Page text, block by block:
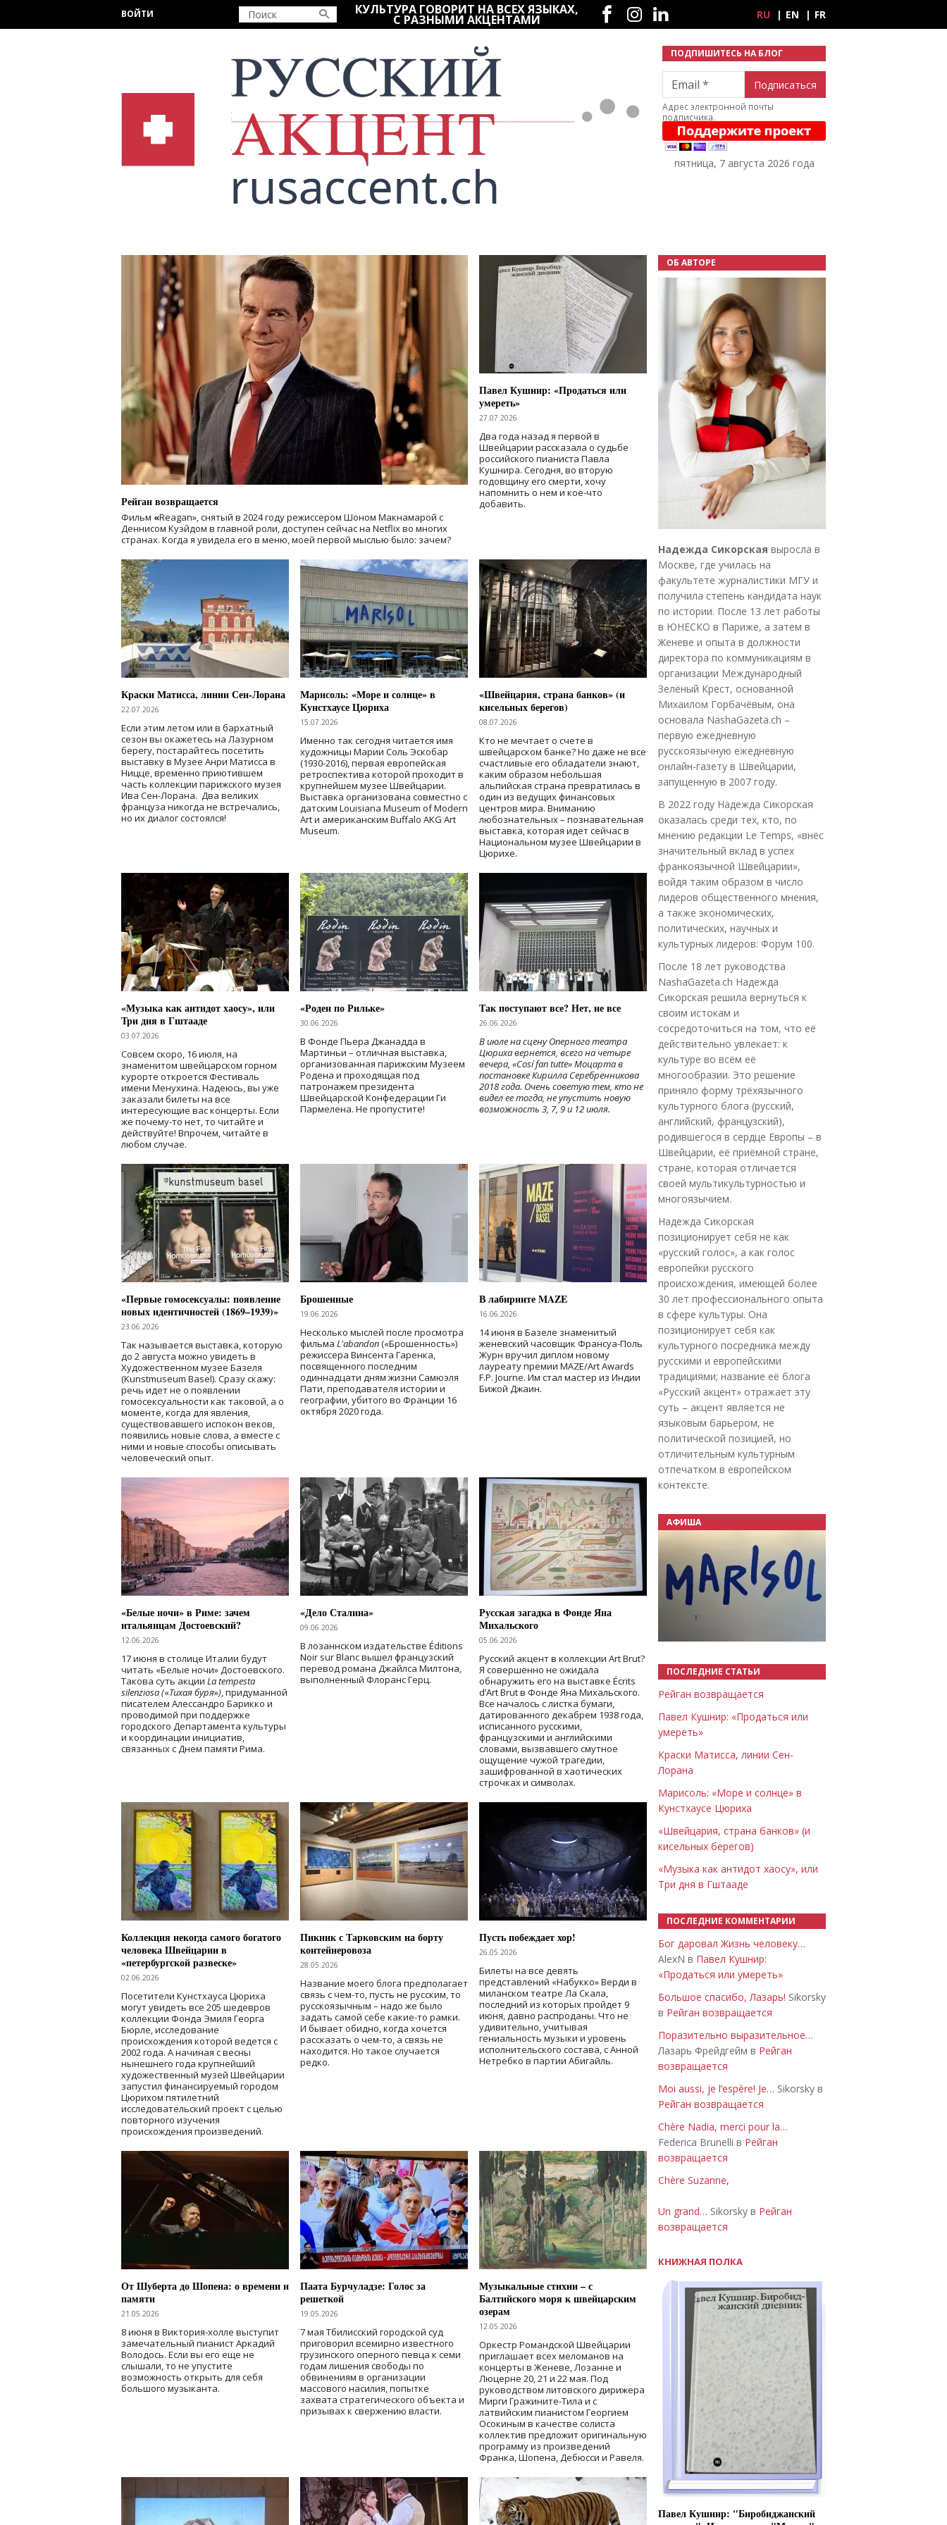
ВОЙТИ КУЛЬТУРА ГОВОРИТ НА ВСЕХ ЯЗЫКАХ,
С РАЗНЫМИ АКЦЕНТАМИ
Социальные сети
RU EN FR
ПОДПИШИТЕСЬ НА БЛОГ
Email
Адрес электронной почты
подписчика.
пятница, 7 августа 2026 года
Рейган возвращается
Фильм «Reagan», снятый в 2024 годурежиссером Шоном Макнамарой с
Деннисом Куэйдом в главной роли, доступен сейчас на Netflix во многих
странах. Когда я увидела его в меню, моей первой мыслью было: зачем?
Павел Кушнир: «Продаться или
умереть»
27.07.2026
Два года назад я первой в
Швейцарии рассказала о судьбе
российского пианиста Павла
Кушнира. Сегодня, во вторую
годовщину его смерти, хочу
напомнить о нем и кое-что
добавить.
Краски Матисса, линии Сен-Лорана
22.07.2026
Если этим летом или в бархатный
сезон вы окажетесь на Лазурном
берегу, постарайтесь посетить
выставку в Музее Анри Матисса в
Ницце, временно приютившем
часть коллекции парижского музея
Ива Сен-Лорана. Два великих
француза никогда не встречались,
но их диалог состоялся!
Марисоль: «Море и солнце» в
Кунстхаусе Цюриха
15.07.2026
Именно так сегодня читается имя
художницы Марии Соль Эскобар
(1930-2016), первая европейская
ретроспектива которой проходит в
крупнейшем музее Швейцарии.
Выставка организована совместно с
датским Louisiana Museum of Modern
Art и американским Buffalo AKG Art
Museum.
«Швейцария, страна банков» (и
кисельных берегов)
08.07.2026
Кто не мечтает о счете в
швейцарском банке? Но даже не все
счастливые его обладатели знают,
каким образом небольшая
альпийская страна превратилась в
один из ведущих финансовых
центров мира. Вниманию
любознательных – познавательная
выставка, которая идет сейчас в
Национальном музее Швейцарии в
Цюрихе.
«Музыка как антидот хаосу», или
Три дня в Гштааде
03.07.2026
Совсем скоро, 16 июля, на
знаменитом швейцарском горном
курорте откроется Фестиваль
имени Менухина. Надеюсь, вы уже
заказали билеты на все
интересующие вас концерты. Если
же почему-то нет, то читайте и
действуйте! Впрочем, читайте в
любом случае.
«Роден по Рильке»
30.06.2026
В Фонде Пьера Джанадда в
Мартиньи – отличная выставка,
организованная парижским Музеем
Родена и проходящая под
патронажем президента
Швейцарской Конфедерации Ги
Пармелена. Не пропустите!
Так поступают все? Нет, не все
26.06.2026
В июле на сцену Оперного театра
Цюриха вернется, всего на четыре
вечера, «Cosí fan tutte» Моцарта в
постановке Кирилла Серебренникова
2018 года. Очень советую тем, кто не
видел ее тогда, не упустить новую
возможность 3, 7, 9 и 12 июля.
«Первые гомосексуалы: появление
новых идентичностей (1869–1939)»
23.06.2026
Так называется выставка, которую
до 2 августа можно увидеть в
Художественном музее Базеля
(Kunstmuseum Basel). Сразу скажу:
речь идет не о появлении
гомосексуальности как таковой, а о
моменте, когда для явления,
существовавшего испокон веков,
появились новые слова, а вместе с
ними и новые способы описывать
человеческий опыт.
Брошенные
19.06.2026
Несколько мыслей после просмотра
фильма L'abandon(«Брошенность»)
режиссера Винсента Гаренка,
посвященного последним
одиннадцати дням жизни Самюэля
Пати, преподавателя истории и
географии, убитого во Франции 16
октября 2020 года.
В лабиринте MAZE
16.06.2026
14 июня в Базеле знаменитый
женевский часовщик Франсуа-Поль
Журн вручил диплом новому
лауреату премии MAZE/Art Awards
F.P. Journe. Им стал мастер из Индии
Бижой Джаин.
«Белые ночи» в Риме: зачем
итальянцам Достоевский?
12.06.2026
17 июня в столице Италии будут
читать «Белые ночи» Достоевского.
Такова суть акции La tempesta
silenziosa («Тихая буря»), придуманной
писателем Алессандро Барикко и
проводимой при поддержке
городского Департамента культуры
и координации инициатив,
связанных с Днем памяти Рима.
«Дело Сталина»
09.06.2026
В лозаннском издательстве Éditions
Noir sur Blanc вышел французский
перевод романа Джайлса Милтона,
выполненный Флоранс Герц.
Русская загадка в Фонде Яна
Михальского
05.06.2026
Русский акцент в коллекции Art Brut?
Я совершенно не ожидала
обнаружить его на выставке Écrits
d’Art Brut в Фонде Яна Михальского.
Все началось с листка бумаги,
датированного декабрем 1938 года,
исписанного русскими,
французскими и английскими
словами, вызвавшего смутное
ощущение чужой трагедии,
зашифрованной в хаотических
строчках и символах.
Коллекция некогда самого богатого
человека Швейцарии в
«петербургской развеске»
02.06.2026
Посетители Кунстхауса Цюриха
могут увидеть все 205 шедевров
коллекции Фонда Эмиля Георга
Бюрле, исследование
происхождения которой ведется с
2002 года. А начиная с весны
нынешнего года крупнейший
художественный музей Швейцарии
запустил финансируемый городом
Цюрихом пятилетний
исследовательский проект с целью
повторного изучения
происхождения произведений.
Пикник с Тарковским на борту
контейнеровоза
28.05.2026
Название моего блога предполагает
связь с чем-то, пусть не русским, то
русскоязычным – надо же было
задать самой себе какие-то рамки.
И бывает обидно, когда хочется
рассказать о чем-то, а связь не
находится. Но такое случается
редко.
Пусть побеждает хор!
26.05.2026
Билеты на все девять
представлений «Набукко» Верди в
миланском театре Ла Скала,
последний из которых пройдет 9
июня, давно распроданы. Что не
удивительно, учитывая
гениальность музыки и уровень
исполнительского состава, с Анной
Нетребко в партии Абигайль.
От Шуберта до Шопена: о времени и
памяти
21.05.2026
8 июня в Виктория-холле выступит
замечательный пианист Аркадий
Володось. Если вы его еще не
слышали, то не упустите
возможность открыть для себя
большого музыканта.
Паата Бурчуладзе: Голос за
решеткой
19.05.2026
7 мая Тбилисский городской суд
приговорил всемирно известного
грузинского оперного певца к семи
годам лишения свободы по
обвинениям в организации
массового насилия, попытке
захвата стратегического объекта и
призывах к свержению власти.
Музыкальные стихии – с
Балтийского моря к швейцарским
озерам
12.05.2026
Оркестр Романдской Швейцарии
приглашает всех меломанов на
концерты в Женеве, Лозанне и
Люцерне 20, 21 и 22 мая. Под
руководством литовского дирижера
Мирги Гражините-Тила и с
латвийским пианистом Георгием
Осокиным в качестве солиста
коллектив предложит оригинальную
программу из произведений
Франка, Шопена, Дебюсси и Равеля.
ОБ АВТОРЕ
Надежда Сикорская выросла в
Москве, где училась на
факультете журналистики МГУ и
получила степень кандидата наук
по истории. После 13 лет работы
в ЮНЕСКО в Париже, а затем в
Женеве и опыта в должности
директора по коммуникациям в
организации Международный
Зелёный Крест, основанной
Михаилом Горбачёвым, она
основала NashaGazeta.ch –
первую ежедневную
русскоязычную ежедневную
онлайн-газету в Швейцарии,
запущенную в 2007 году.
В 2022 году Надежда Сикорская
оказалась среди тех, кто, по
мнению редакции Le Temps, «внёс
значительный вклад в успех
франкоязычной Швейцарии»,
войдя таким образом в число
лидеров общественного мнения,
а также экономических,
политических, научных и
культурных лидеров: Форум 100.
После 18 лет руководства
NashaGazeta.ch Надежда
Сикорская решила вернуться к
своим истокам и
сосредоточиться на том, что её
действительно увлекает: к
культуре во всём её
многообразии. Это решение
приняло форму трёхязычного
культурного блога (русский,
английский, французский),
родившегося в сердце Европы – в
Швейцарии, её приёмной стране,
стране, которая отличается
своей мультикультурностью и
многоязычием.
Надежда Сикорская
позиционирует себя не как
«русский голос», а как голос
европейки русского
происхождения, имеющей более
30 лет профессионального опыта
в сфере культуры. Она
позиционирует себя как
культурного посредника между
русскими и европейскими
традициями; название её блога
«Русский акцент» отражает эту
суть – акцент является не
языковым барьером, не
политической позицией, но
отличительным культурным
отпечатком в европейском
контексте.
АФИША
ПОСЛЕДНИЕ СТАТЬИ
Рейган возвращается
Павел Кушнир: «Продаться или
умереть»
Краски Матисса, линии Сен-
Лорана
Марисоль: «Море и солнце» в
Кунстхаусе Цюриха
«Швейцария, страна банков» (и
кисельных берегов)
«Музыка как антидот хаосу», или
Три дня в Гштааде
ПОСЛЕДНИЕ КОММЕНТАРИИ
Бог даровал Жизнь человеку…
AlexN в Павел Кушнир:
«Продаться или умереть»
Большое спасибо, Лазарь! Sikorsky
в Рейган возвращается
Поразительно выразительное…
Лазарь Фрейдгейм в Рейган
возвращается
Moi aussi, je l’espère! Je… Sikorsky в
Рейган возвращается
Chère Nadia, merci pour la…
Federica Brunelli в Рейган
возвращается
Chère Suzanne,
Un grand… Sikorsky в Рейган
возвращается
КНИЖНАЯ ПОЛКА
Павел Кушнир: "Биробиджанский